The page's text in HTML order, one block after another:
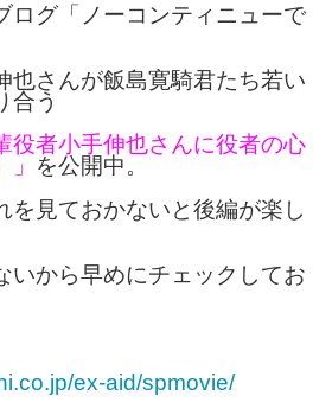
ログ「ノーコンティニューで
也さんが飯島寛騎君たち若い
合う
役者小手伸也さんに役者の心
を公開中。
を見ておかないと後編が楽し
いから早めにチェックしてお
ex-aid/spmovie/